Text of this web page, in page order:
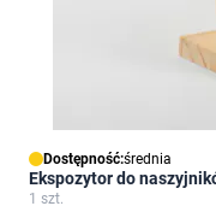
Dostępność:średnia
Ekspozytor do
1 szt.